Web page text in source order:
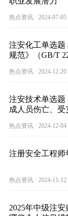
热点资讯 · 2024-07-05
注安化工单选题
规范》（GB/T
热点资讯 · 2024-12-20
注安技术单选题
成人员伤亡、
热点资讯 · 2024-12-04
注册安全工程
热点资讯 · 2024-11-12
2025年中级注